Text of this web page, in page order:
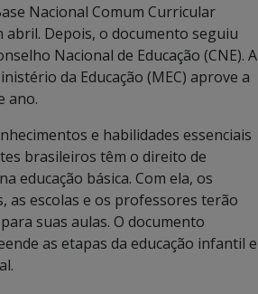
Nacional Comum Curricular
abril. Depois, o documento seguiu
Nacional de Educação (CNE). A
da Educação (MEC) aprove a
ano.
e habilidades essenciais
brasileiros têm o direito de
educação básica. Com ela, os
as escolas e os professores terão
suas aulas. O documento
as etapas da educação infantil e